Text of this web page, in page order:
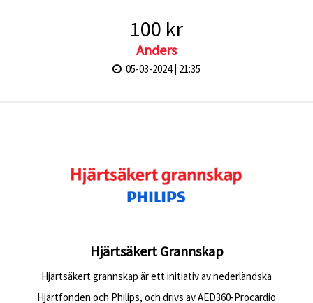
100 kr
Anders
05-03-2024 | 21:35
Hjärtsäkert Grannskap
Hjärtsäkert grannskap är ett initiativ av nederländska
Hjärtfonden och Philips, och drivs av AED360-Procardio